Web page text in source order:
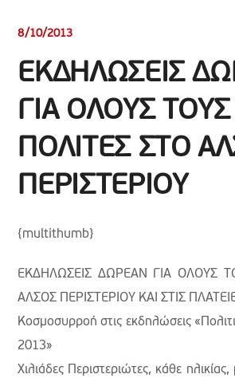
8/10/2013
ΕΚΔΗΛΩΣΕΙΣ
ΓΙΑ ΟΛΟΥΣ ΤΟΥΣ
ΠΟΛΙΤΕΣ ΣΤΟ
ΠΕΡΙΣΤΕΡΙΟΥ
{multithumb}
ΕΚΔΗΛΩΣΕΙΣ ΔΩΡΕΑΝ ΓΙΑ ΟΛΟΥΣ
ΑΛΣΟΣ ΠΕΡΙΣΤΕΡΙΟΥ ΚΑΙ ΣΤΙΣ
Κοσμοσυρροή στις εκδηλώσεις
2013»
Χιλιάδες Περιστεριώτες, κάθε ηλικίας,